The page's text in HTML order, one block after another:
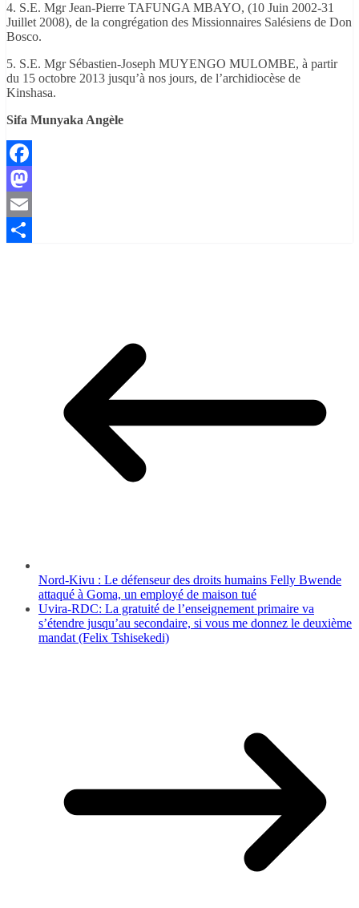
4. S.E. Mgr Jean-Pierre TAFUNGA MBAYO, (10 Juin 2002-31
Juillet 2008), de la congrégation des Missionnaires Salésiens de Don
Bosco.
5. S.E. Mgr Sébastien-Joseph MUYENGO MULOMBE, à partir
du 15 octobre 2013 jusqu’à nos jours, de l’archidiocèse de
Kinshasa.
Sifa Munyaka Angèle
Facebook
Mastodon
Email
Nord-Kivu : Le défenseur des droits humains Felly Bwende
attaqué à Goma, un employé de maison tué
Uvira-RDC: La gratuité de l’enseignement primaire va
s’étendre jusqu’au secondaire, si vous me donnez le deuxième
mandat (Felix Tshisekedi)